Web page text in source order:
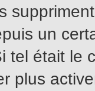
un
tel était le
plus